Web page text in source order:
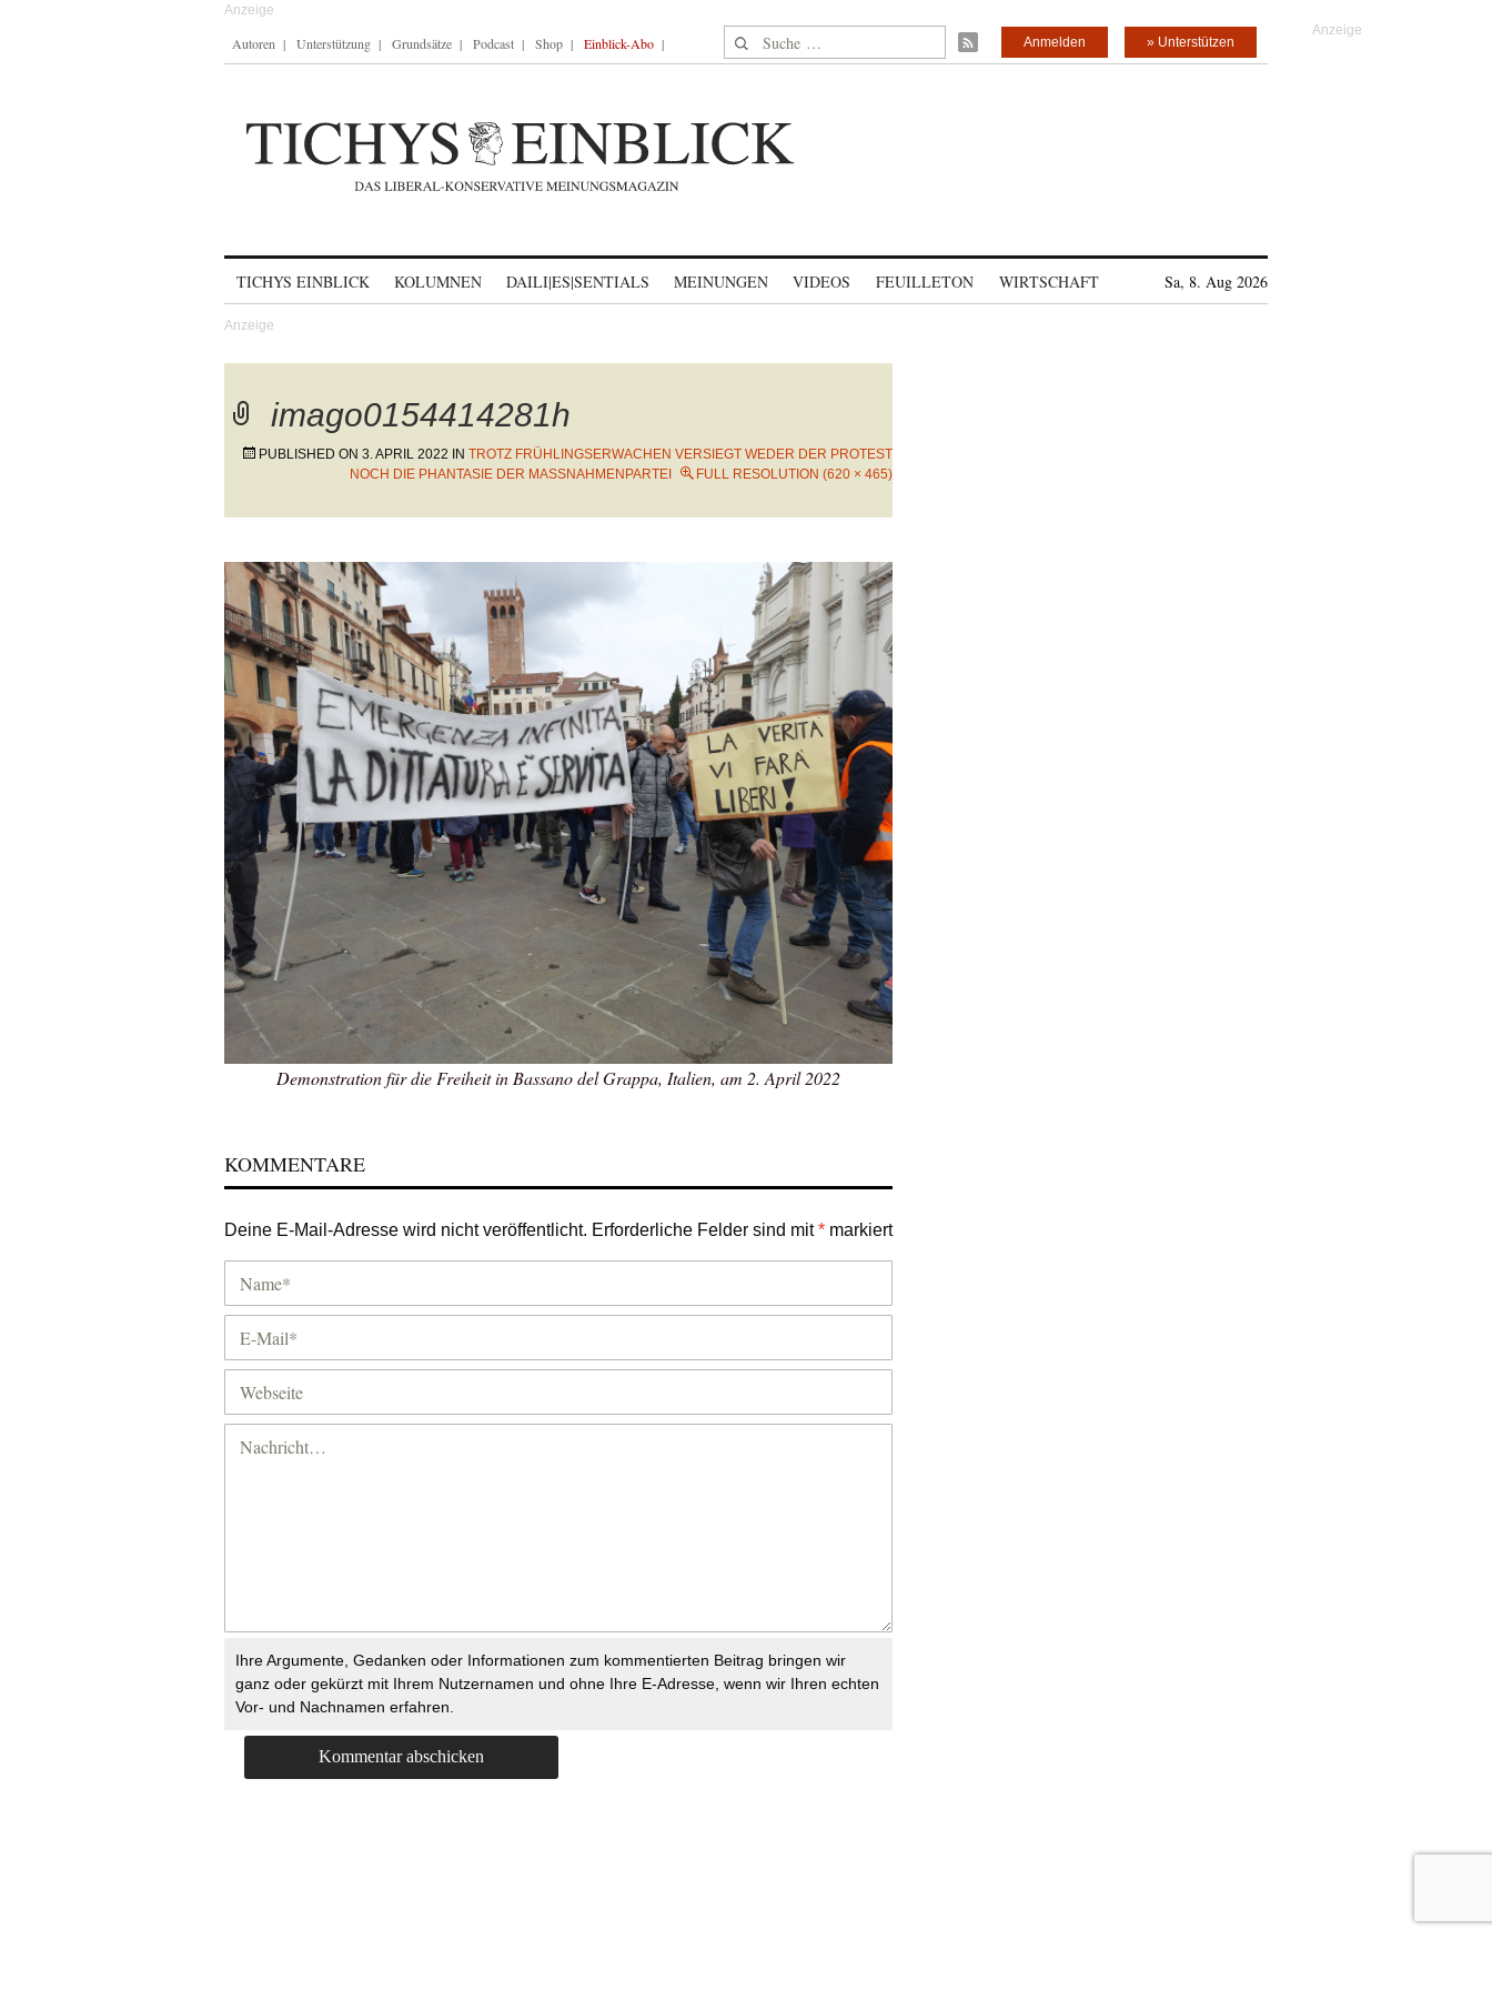
Autoren Unterstützung Grundsätze Podcast Shop Einblick-Abo Suche nach: » Unterstützen
Anmelden
TICHYS EINBLICK KOLUMNEN DAILI|ES|SENTIALS MEINUNGEN VIDEOS FEUILLETON WIRTSCHAFT Sa, 8. Aug 2026
imago0154414281h
PUBLISHED ON 3. APRIL 2022 IN TROTZ FRÜHLINGSERWACHEN VERSIEGT WEDER DER PROTEST
NOCH DIE PHANTASIE DER MASSNAHMENPARTEI
FULL RESOLUTION (620 × 465)
Demonstration für die Freiheit in Bassano del Grappa, Italien, am 2. April 2022
KOMMENTARE
Deine E-Mail-Adresse wird nicht veröffentlicht. Erforderliche Felder sind mit* markiert
Ihre Argumente, Gedanken oder Informationen zum kommentierten Beitrag bringen wir
ganz oder gekürzt mit Ihrem Nutzernamen und ohne Ihre E-Adresse, wenn wir Ihren echten
Vor- und Nachnamen erfahren.